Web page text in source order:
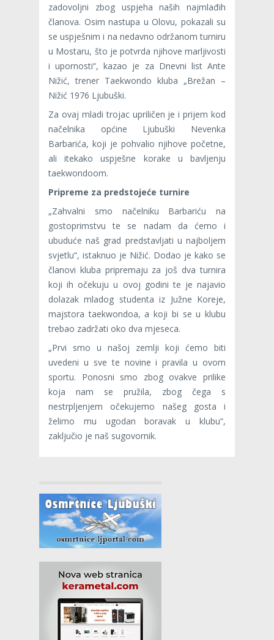
zadovoljni zbog uspjeha naših najmlađih
članova. Osim nastupa u Olovu, pokazali su
se uspješnim i na nedavno održanom turniru
u Mostaru, što je potvrda njihove marljivosti
i upornosti“, kazao je za Dnevni list Ante
Nižić, trener Taekwondo kluba „Brežan –
Nižić 1976 Ljubuški.
Za ovaj mladi trojac upriličen je i prijem kod
načelnika općine Ljubuški Nevenka
Barbarića, koji je pohvalio njihove početne,
ali itekako uspješne korake u bavljenju
taekwondoom.
Pripreme za predstojeće turnire
„Zahvalni smo načelniku Barbariću na
gostoprimstvu te se nadam da ćemo i
ubuduće naš grad predstavljati u najboljem
svjetlu“, istaknuo je Nižić. Dodao je kako se
članovi kluba pripremaju za još dva turnira
koji ih očekuju u ovoj godini te je najavio
dolazak mladog studenta iz Južne Koreje,
majstora taekwondoa, a koji bi se u klubu
trebao zadržati oko dva mjeseca.
„Prvi smo u našoj zemlji koji ćemo biti
uvedeni u sve te novine i pravila u ovom
sportu. Ponosni smo zbog ovakve prilike
koja nam se pružila, zbog čega s
nestrpljenjem očekujemo našeg gosta i
želimo mu ugodan boravak u klubu“,
zaključio je naš sugovornik.